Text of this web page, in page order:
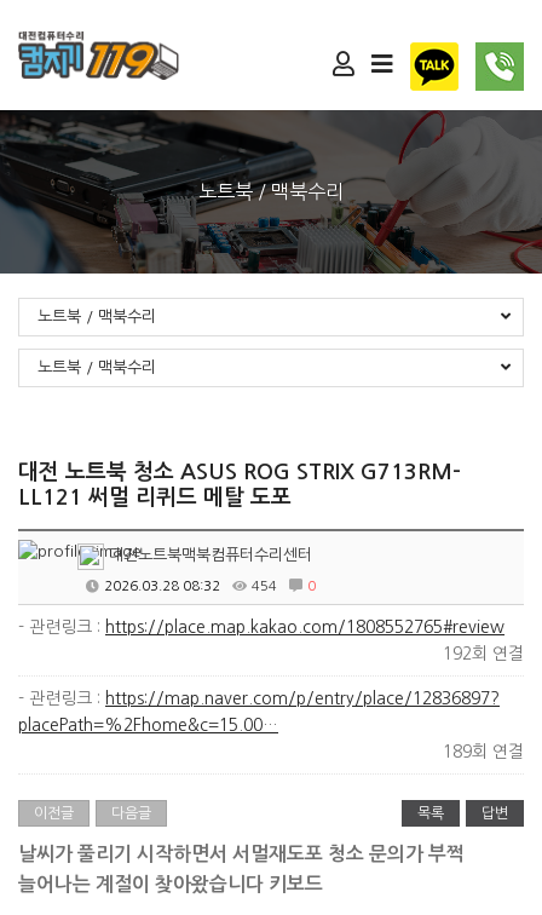
노트북 / 맥북수리
노트북 / 맥북수리
노트북 / 맥북수리
대전 노트북 청소 ASUS ROG STRIX G713RM-
LL121 써멀 리퀴드 메탈 도포
대전노트북맥북컴퓨터수리센터
2026.03.28 08:32 454 0
- 관련링크 : https://place.map.kakao.com/1808552765#review
192회 연결
- 관련링크 : https://map.naver.com/p/entry/place/12836897?
placePath=%2Fhome&c=15.00…
189회 연결
이전글 다음글 목록 답변
날씨가 풀리기 시작하면서 서멀재도포 청소 문의가 부쩍
늘어나는 계절이 찾아왔습니다 키보드